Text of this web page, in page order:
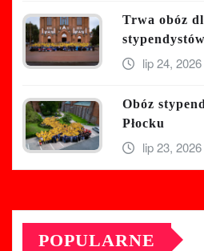
Trwa obóz
lip 24, 2026
Obóz
Płocku
lip 23, 2026
POPULARNE